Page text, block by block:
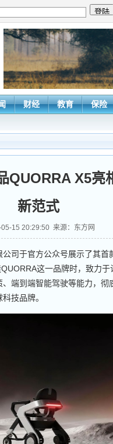
财经 教育 保险
QUORRA X5亮
新范式
15 20:29:50 来源：东方网
公司于官方公众号展示了其
这一品牌时，致力
端到端智能驾驶等能力，彻
技品牌。